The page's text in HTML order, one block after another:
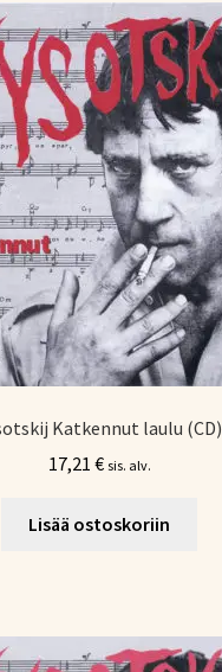
Katkennut laulu (CD)
17,21 € sis. alv.
Lisää ostoskoriin